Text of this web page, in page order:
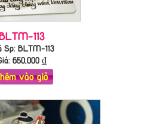
113
Sp: BLTM-113
650,000₫
vào giỏ